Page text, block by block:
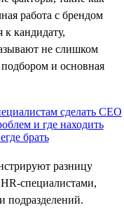
работа с брендом
к кандидату,
не слишком
и основная
разницу
специалистами,
подразделений.